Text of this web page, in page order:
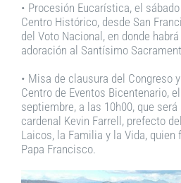
• Procesión Eucarística, el
Centro Histórico, desde San
del Voto Nacional, en donde
adoración al Santísimo
• Misa de clausura del Congreso
Centro de Eventos Bicentenario,
septiembre, a las 10h00, que será
cardenal Kevin Farrell, prefecto
Laicos, la Familia y la Vida, quien
Papa Francisco.